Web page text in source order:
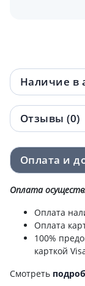
Наличие в
Отзывы (0)
Оплата и
Оплата
Оплата
Оплата
100%
карткой
Смотреть